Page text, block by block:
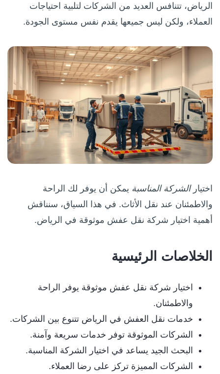
الرياض، تتنافس العديد من الشركات لتلبية احتياجات
العملاء، ولكن ليس جميعها يقدم نفس مستوى الجودة.
اختيارالشركة المناسبة يمكن أن يوفر لك الراحة
والاطمئنان عند نقل الأثاث. في هذا السياق، سنناقش
أهمية اختيار شركة نقل عفش موثوقة في الرياض.
الخلاصات الرئيسية
اختيار شركة نقل عفش موثوقة يوفر الراحة
والاطمئنان.
خدمات نقل العفش في الرياض تتنوع بين الشركات.
الشركات الموثوقة توفر خدمات سريعة وآمنة.
البحث الجيد يساعد في اختيار الشركة المناسبة.
الشركات المميزة تركز على رضا العملاء.